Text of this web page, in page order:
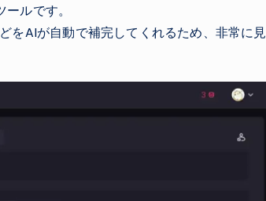
ルです。
をAIが自動で補完してくれるため、非常に見